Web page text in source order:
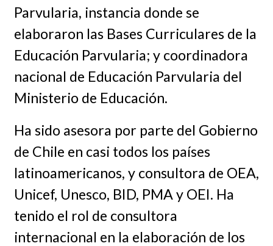
Parvularia, instancia donde se
elaboraron las Bases Curriculares de la
Educación Parvularia; y coordinadora
nacional de Educación Parvularia del
Ministerio de Educación.
Ha sido asesora por parte del Gobierno
de Chile en casi todos los países
latinoamericanos, y consultora de OEA,
Unicef, Unesco, BID, PMA y OEI. Ha
tenido el rol de consultora
internacional en la elaboración de los